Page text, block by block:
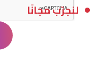
لنجرّب مجانًا